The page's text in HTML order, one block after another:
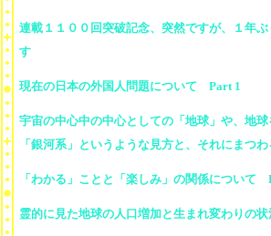
連載１１００回突破記念、突然ですが、１年
す
現在の日本の外国人問題について Part 1
宇宙の中心中の中心としての「地球」や、地
「銀河系」というような見方と、それにまつ
「わかる」ことと「楽しみ」の関係について
霊的に見た地球の人口増加と生まれ変わりの